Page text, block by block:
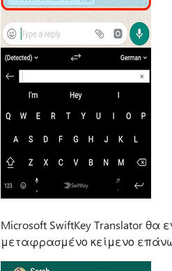
Microsoft SwiftKey Translator θα
μεταφρασμένο κείμενο